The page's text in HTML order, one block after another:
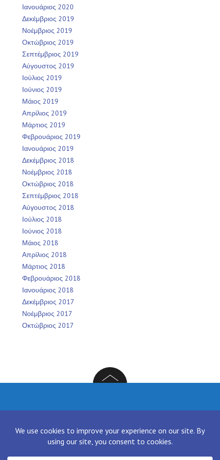
Ιανουάριος 2020
Δεκέμβριος 2019
Νοέμβριος 2019
Οκτώβριος 2019
Σεπτέμβριος 2019
Αύγουστος 2019
Ιούλιος 2019
Ιούνιος 2019
Μάιος 2019
Απρίλιος 2019
Μάρτιος 2019
Φεβρουάριος 2019
Ιανουάριος 2019
Δεκέμβριος 2018
Νοέμβριος 2018
Οκτώβριος 2018
Σεπτέμβριος 2018
Αύγουστος 2018
Ιούλιος 2018
Ιούνιος 2018
Μάιος 2018
Απρίλιος 2018
Μάρτιος 2018
Φεβρουάριος 2018
Ιανουάριος 2018
Δεκέμβριος 2017
Νοέμβριος 2017
Οκτώβριος 2017